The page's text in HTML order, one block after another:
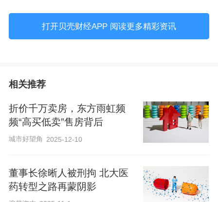
打开贝壳财经APP 阅读更多精彩资讯
相关推荐
​折价千万卖房，东方雨虹频
频“高买低卖”售房背后
城市好望角 2025-12-10
董事长徐晰人被刑拘 北大医
药转型之路再蒙阴影